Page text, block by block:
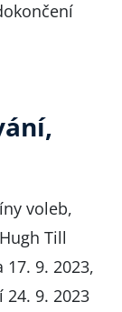
voleb,
Till
9. 2023,
24. 9. 2023